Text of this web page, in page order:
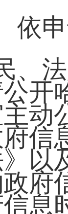
依
、
开
动
信
以
府
息